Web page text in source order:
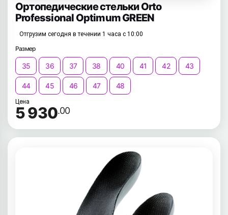
Ортопедические стельки Orto
Professional Optimum GREEN
Отгрузим сегодня в течении 1 часа с 10:00
Размер
35 36 37 38 40 41 42 43
44 45 46 47 48
Цена
5 930.00